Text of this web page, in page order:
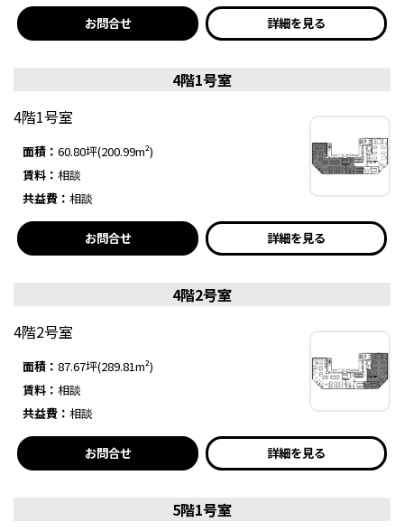
お問合せ 詳細を見る
4階1号室
4階1号室
面積： 60.80坪(200.99m²)
賃料： 相談
共益費： 相談
お問合せ 詳細を見る
4階2号室
4階2号室
面積： 87.67坪(289.81m²)
賃料： 相談
共益費： 相談
お問合せ 詳細を見る
5階1号室